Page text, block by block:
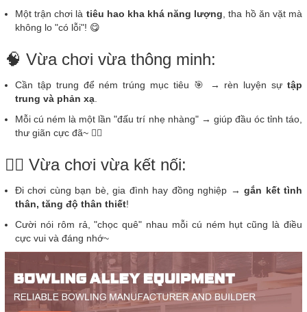
Một trận chơi là tiêu hao kha khá năng lượng, tha hồ ăn vặt mà
không lo "có lỗi"! 😋
🧠 Vừa chơi vừa thông minh:
Cần tập trung để ném trúng mục tiêu 🎯 → rèn luyện sự tập
trung và phản xạ.
Mỗi cú ném là một lần "đấu trí nhẹ nhàng" → giúp đầu óc tỉnh táo,
thư giãn cực đã~ 🧘‍♀️
👯‍♀️ Vừa chơi vừa kết nối:
Đi chơi cùng bạn bè, gia đình hay đồng nghiệp →gắn kết tình
thân, tăng độ thân thiết!
Cười nói rôm rả, "chọc quê" nhau mỗi cú ném hụt cũng là điều
cực vui và đáng nhớ~